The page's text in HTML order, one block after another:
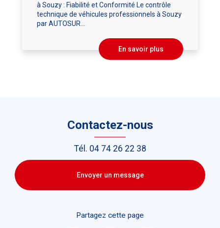
à Souzy : Fiabilité et Conformité Le contrôle
technique de véhicules professionnels à Souzy
par AUTOSUR...
En savoir plus
Contactez-nous
Tél. 04 74 26 22 38
Envoyer un message
Partagez cette page